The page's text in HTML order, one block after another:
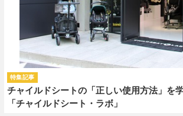
チャイルドシートの「正しい使用方法」を
「チャイルドシート・ラボ」
特集記事